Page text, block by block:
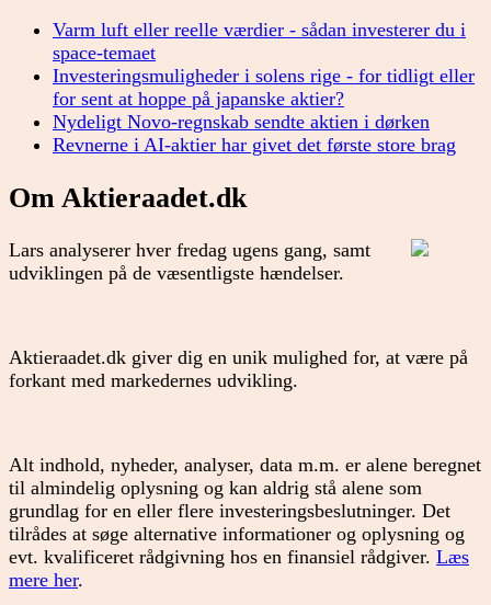
Varm luft eller reelle værdier - sådan investerer du i
space-temaet
Investeringsmuligheder i solens rige - for tidligt eller
for sent at hoppe på japanske aktier?
Nydeligt Novo-regnskab sendte aktien i dørken
Revnerne i AI-aktier har givet det første store brag
Om Aktieraadet.dk
Lars analyserer hver fredag ugens gang, samt
udviklingen på de væsentligste hændelser.
Aktieraadet.dk giver dig en unik mulighed for, at være på
forkant med markedernes udvikling.
Alt indhold, nyheder, analyser, data m.m. er alene beregnet
til almindelig oplysning og kan aldrig stå alene som
grundlag for en eller flere investeringsbeslutninger. Det
tilrådes at søge alternative informationer og oplysning og
evt. kvalificeret rådgivning hos en finansiel rådgiver. Læs
mere her.